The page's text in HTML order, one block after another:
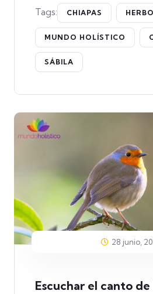
Tags: CHIAPAS
MUNDO HOLÍSTICO
SÁBILA
28 junio,
Escuchar el canto de